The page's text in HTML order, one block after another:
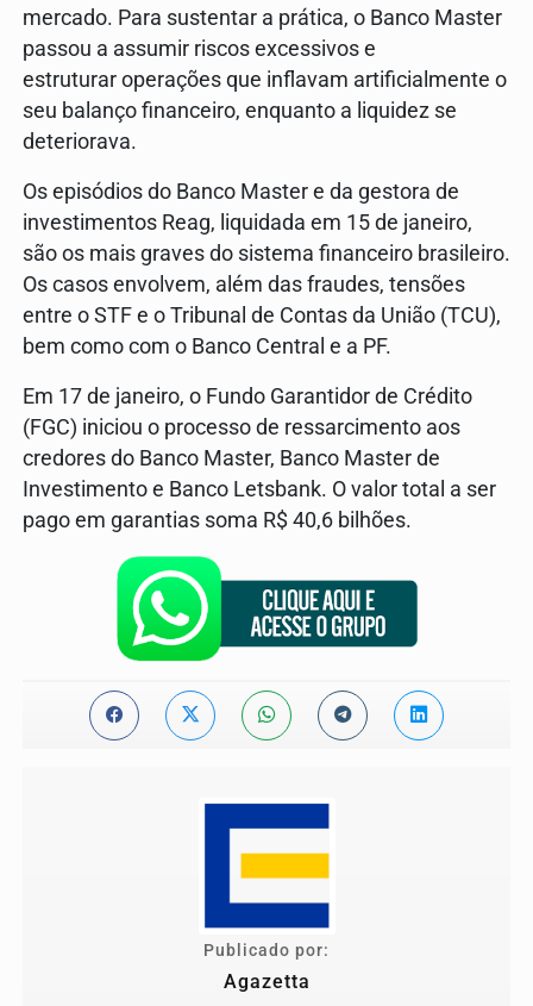
mercado. Para sustentar a prática, o Banco Master
passou a assumir riscos excessivos e
estruturar operações que inflavam artificialmente o
seu balanço financeiro, enquanto a liquidez se
deteriorava.
Os episódios do Banco Master e da gestora de
investimentos Reag, liquidada em 15 de janeiro,
são os mais graves do sistema financeiro brasileiro.
Os casos envolvem, além das fraudes, tensões
entre o STF e o Tribunal de Contas da União (TCU),
bem como com o Banco Central e a PF.
Em 17 de janeiro, o Fundo Garantidor de Crédito
(FGC) iniciou o processo de ressarcimento aos
credores do Banco Master, Banco Master de
Investimento e Banco Letsbank. O valor total a ser
pago em garantias soma R$ 40,6 bilhões.
Publicado por:
Agazetta